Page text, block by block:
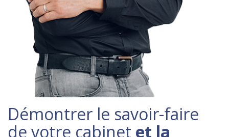
Démontrer le savoir-faire
de votre cabinet et la